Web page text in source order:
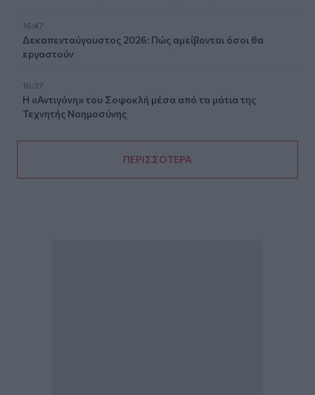
16:47
Δεκαπενταύγουστος 2026: Πώς αμείβονται όσοι θα
εργαστούν
16:37
Η «Αντιγόνη» του Σοφοκλή μέσα από τα μάτια της
Τεχνητής Νοημοσύνης
ΠΕΡΙΣΣΟΤΕΡΑ